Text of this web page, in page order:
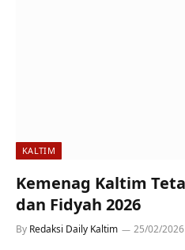
KALTIM
Kemenag Kaltim
dan Fidyah 2026
By Redaksi Daily Kaltim 25/02/